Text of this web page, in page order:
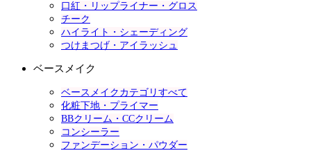
口紅・リップライナー・グロス
チーク
ハイライト・シェーディング
つけまつげ・アイラッシュ
ベースメイク
ベースメイクカテゴリすべて
化粧下地・プライマー
BBクリーム・CCクリーム
コンシーラー
ファンデーション・パウダー